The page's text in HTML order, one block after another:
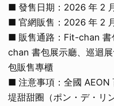
■ 發售日期：2026 年 2
■ 官網販售：2026 年 2
■ 販售通路：Fit-chan 書
chan 書包展示廳、巡迴
包販售專櫃
■ 注意事項：全國 AEON
堤甜甜圈（ポン・デ・リ